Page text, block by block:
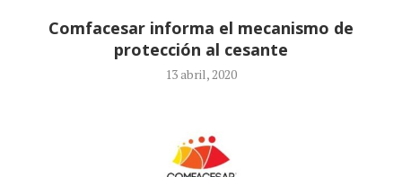
Comfacesar informa el mecanismo de
protección al cesante
13 abril, 2020